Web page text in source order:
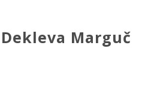
Marguč